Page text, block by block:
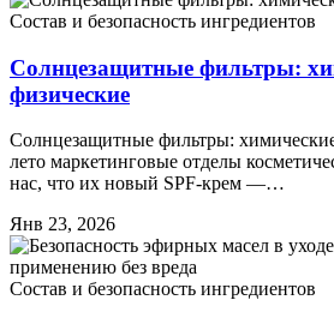
Состав и безопасность ингредиентов
Солнцезащитные фильтры:
физические
Солнцезащитные фильтры:
лето маркетинговые отделы
нас, что их новый SPF-крем —…
Янв 23, 2026
Состав и безопасность ингредиентов